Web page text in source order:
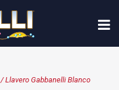
/ Llavero Gabbanelli Blanco